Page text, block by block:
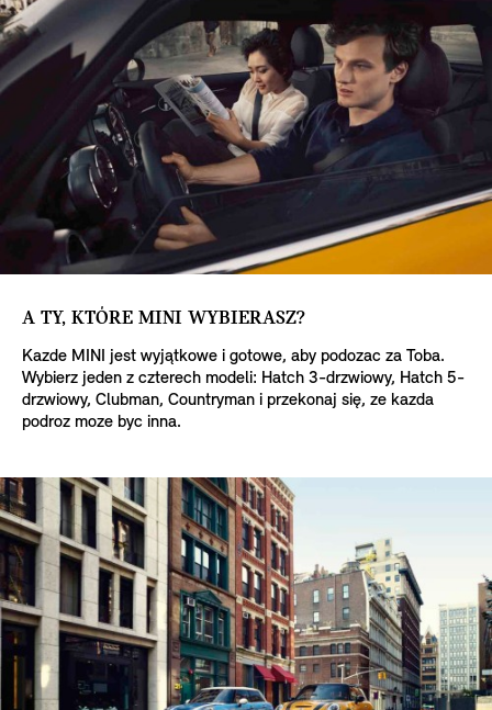
A TY, KTÓRE MINI WYBIERASZ?
Kazde MINI jest wyjątkowe i gotowe, aby podozac za Toba.
Wybierz jeden z czterech modeli: Hatch 3-drzwiowy, Hatch 5-
drzwiowy, Clubman, Countryman i przekonaj się, ze kazda
podroz moze byc inna.